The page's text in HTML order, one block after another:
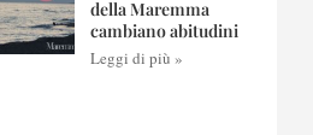
della Maremma
cambiano abitudini
Leggi di più »